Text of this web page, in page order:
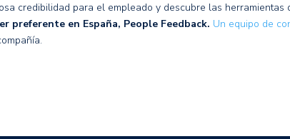
credibilidad para el empleado y descubre las herramientas
preferente en España, People Feedback. Un equipo de